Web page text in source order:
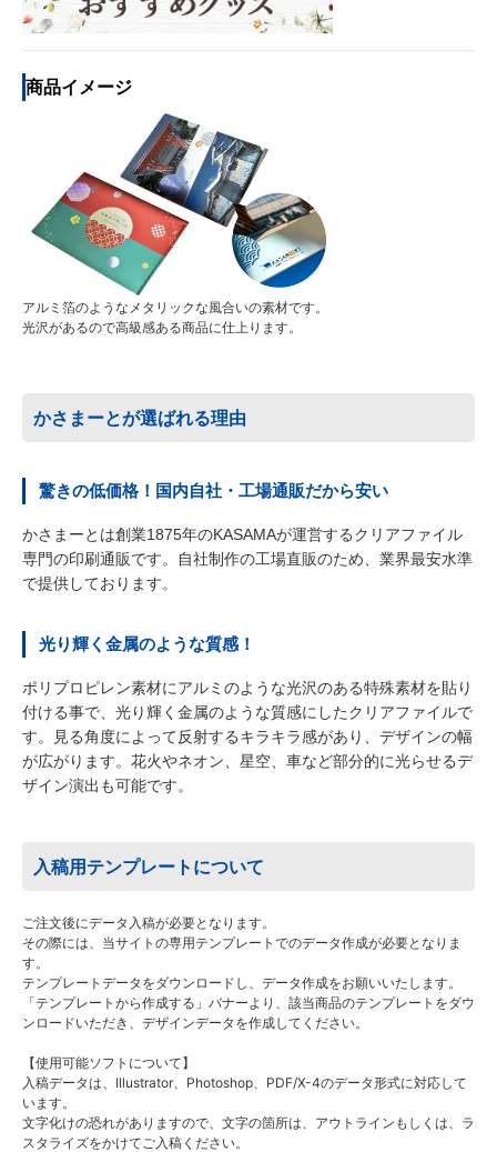
商品イメージ
アルミ箔のようなメタリックな風合いの素材です。
光沢があるので高級感ある商品に仕上ります。
かさまーとが選ばれる理由
驚きの低価格！国内自社・工場通販だから安い
かさまーとは創業1875年のKASAMAが運営するクリアファイル
専門の印刷通販です。自社制作の工場直販のため、業界最安水準
で提供しております。
光り輝く金属のような質感！
ポリプロピレン素材にアルミのような光沢のある特殊素材を貼り
付ける事で、光り輝く金属のような質感にしたクリアファイルで
す。見る角度によって反射するキラキラ感があり、デザインの幅
が広がります。花火やネオン、星空、車など部分的に光らせるデ
ザイン演出も可能です。
入稿用テンプレートについて
ご注文後にデータ入稿が必要となります。
その際には、当サイトの専用テンプレートでのデータ作成が必要となりま
す。
テンプレートデータをダウンロードし、データ作成をお願いいたします。
「テンプレートから作成する」バナーより、該当商品のテンプレートをダウ
ンロードいただき、デザインデータを作成してください。
【使用可能ソフトについて】
入稿データは、Illustrator、Photoshop、PDF/X-4のデータ形式に対応して
います。
文字化けの恐れがありますので、文字の箇所は、アウトラインもしくは、ラ
スタライズをかけてご入稿ください。